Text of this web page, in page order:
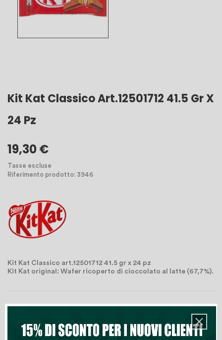
Kit Kat Classico Art.12501712 41.5 Gr X
24 Pz
19,30 €
Tasse escluse
Riferimento prodotto: 3946
Kit Kat Classico art.12501712 41.5 gr x 24 pz
Kit Kat original: Wafer ricoperto di cioccolato al latte (67,7%).